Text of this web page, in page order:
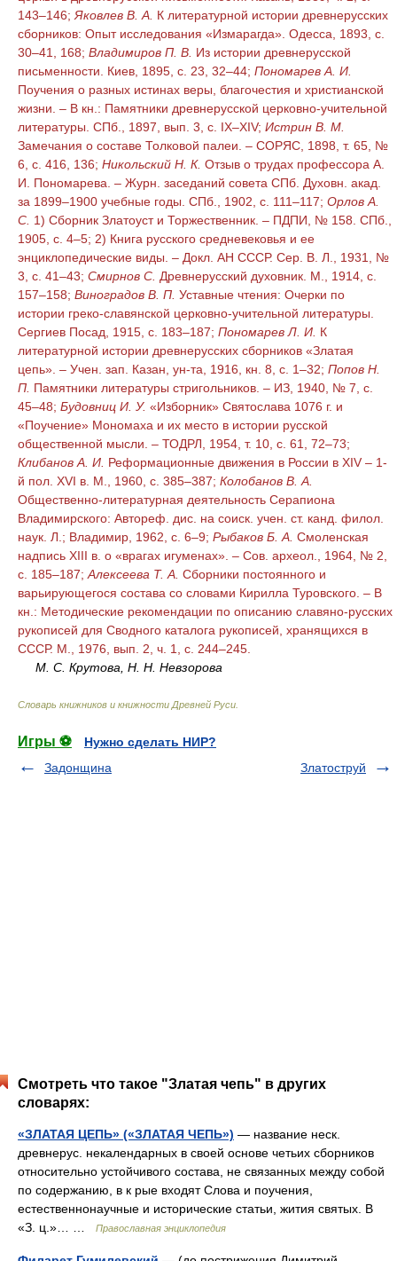
143–146; Яковлев В. А. К литературной истории древнерусских
сборников: Опыт исследования «Измарагда». Одесса, 1893, с.
30–41, 168; Владимиров П. В. Из истории древнерусской
письменности. Киев, 1895, с. 23, 32–44; Пономарев А. И.
Поучения о разных истинах веры, благочестия и христианской
жизни. – В кн.: Памятники древнерусской церковно-учительной
литературы. СПб., 1897, вып. 3, с. IX–XIV; Истрин В. М.
Замечания о составе Толковой палеи. – СОРЯС, 1898, т. 65, №
6, с. 416, 136; Никольский Н. К. Отзыв о трудах профессора А.
И. Пономарева. – Журн. заседаний совета СПб. Духовн. акад.
за 1899–1900 учебные годы. СПб., 1902, с. 111–117; Орлов А.
С. 1) Сборник Златоуст и Торжественник. – ПДПИ, № 158. СПб.,
1905, с. 4–5; 2) Книга русского средневековья и ее
энциклопедические виды. – Докл. АН СССР. Сер. В. Л., 1931, №
3, с. 41–43; Смирнов С. Древнерусский духовник. М., 1914, с.
157–158; Виноградов В. П. Уставные чтения: Очерки по
истории греко-славянской церковно-учительной литературы.
Сергиев Посад, 1915, с. 183–187; Пономарев Л. И. К
литературной истории древнерусских сборников «Златая
цепь». – Учен. зап. Казан, ун-та, 1916, кн. 8, с. 1–32; Попов Н.
П. Памятники литературы стригольников. – ИЗ, 1940, № 7, с.
45–48; Будовниц И. У. «Изборник» Святослава 1076 г. и
«Поучение» Мономаха и их место в истории русской
общественной мысли. – ТОДРЛ, 1954, т. 10, с. 61, 72–73;
Клибанов А. И. Реформационные движения в России в XIV – 1-
й пол. XVI в. М., 1960, с. 385–387; Колобанов В. А.
Общественно-литературная деятельность Серапиона
Владимирского: Автореф. дис. на соиск. учен. ст. канд. филол.
наук. Л.; Владимир, 1962, с. 6–9; Рыбаков Б. А. Смоленская
надпись XIII в. о «врагах игуменах». – Сов. археол., 1964, № 2,
с. 185–187; Алексеева Т. А. Сборники постоянного и
варьирующегося состава со словами Кирилла Туровского. – В
кн.: Методические рекомендации по описанию славяно-русских
рукописей для Сводного каталога рукописей, хранящихся в
СССР. М., 1976, вып. 2, ч. 1, с. 244–245.
М. С. Крутова, Н. Н. Невзорова
Словарь книжников и книжности Древней Руси
Игры ⚽
Нужно сделать НИР?
Задонщина
Златоструй
Смотреть что такое "Златая чепь" в других
словарях:
«ЗЛАТАЯ ЦЕПЬ» («ЗЛАТАЯ ЧЕПЬ») — название неск.
древнерус. некалендарных в своей основе четьих сборников
относительно устойчивого состава, не связанных между собой
по содержанию, в к рые входят Слова и поучения,
естественнонаучные и исторические статьи, жития святых. В
«З. ц.»… …
Православная энциклопедия